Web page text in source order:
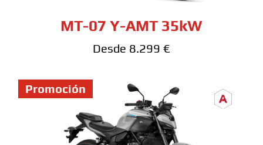
MT-07 Y-AMT 35kW
Desde 8.299 €
Promoción